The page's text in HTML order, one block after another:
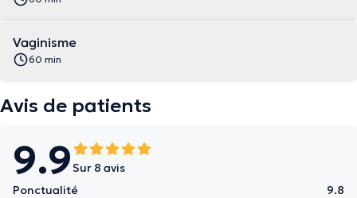
Vaginisme
60 min
Avis de patients
9.9 Sur 8 avis
Ponctualité
9.8